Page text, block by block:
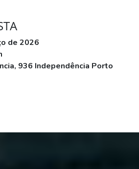
de 2026
936 Independência Porto